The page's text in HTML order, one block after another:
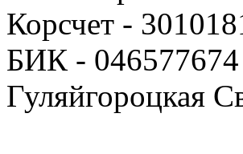
Корсчет -
БИК - 046577674
Гуляйгороцкая